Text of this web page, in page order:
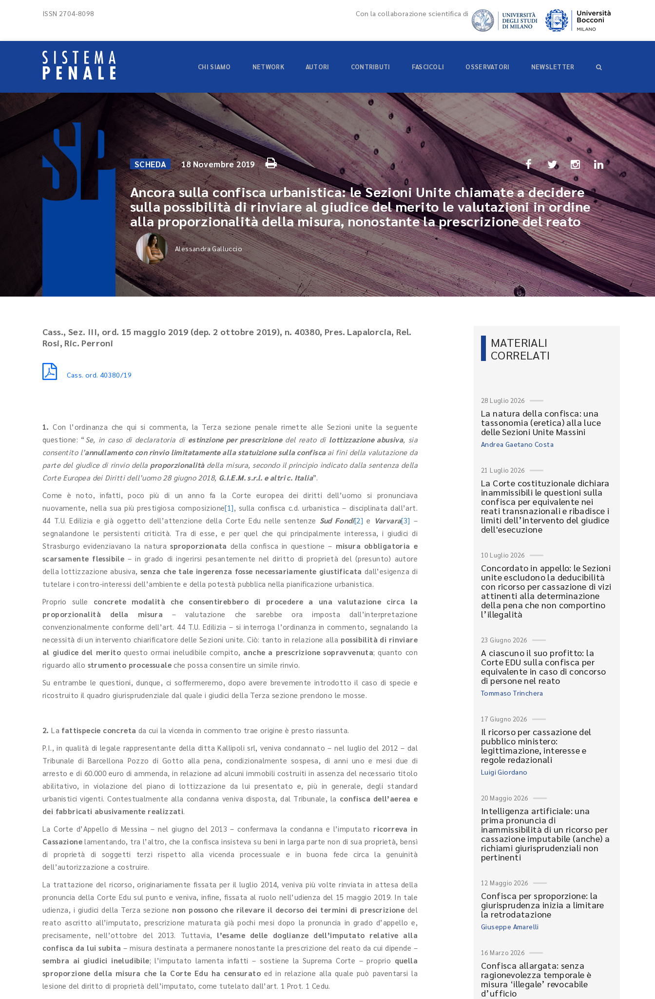
ISSN 2704-8098 Con la collaborazione scientifica di
CHI SIAMO NETWORK AUTORI CONTRIBUTI FASCICOLI OSSERVATORI NEWSLETTER
SCHEDA 18 Novembre 2019
Ancora sulla confisca urbanistica: le Sezioni Unite chiamate a decidere
sulla possibilità di rinviare al giudice del merito le valutazioni in ordine
alla proporzionalità della misura, nonostante la prescrizione del reato
Alessandra Galluccio
Cass., Sez. III, ord. 15 maggio 2019 (dep. 2 ottobre 2019), n. 40380, Pres. Lapalorcia, Rel.
Rosi, Ric. Perroni
Cass. ord. 40380/19
1. Con l’ordinanza che qui si commenta, la Terza sezione penale rimette alle Sezioni unite la seguente
questione: “ Se, in caso di declaratoria di estinzione per prescrizionedel reato di lottizzazione abusiva, sia
consentito l’annullamento con rinvio limitatamente alla statuizione sulla confisca ai fini della valutazione da
parte del giudice di rinvio della proporzionalitàdella misura, secondo il principio indicato dalla sentenza della
Corte Europea dei Diritti dell’uomo 28 giugno 2018, G.I.E.M. s.r.l. e altri c. Italia”.
Come è noto, infatti, poco più di un anno fa la Corte europea dei diritti dell’uomo si pronunciava
nuovamente, nella sua più prestigiosa composizione[1], sulla confisca c.d. urbanistica – disciplinata dall’art.
44 T.U. Edilizia e già oggetto dell’attenzione della Corte Edu nelle sentenze Sud Fondi[2] e Varvara[3] –
segnalandone le persistenti criticità. Tra di esse, e per quel che qui principalmente interessa, i giudici di
Strasburgo evidenziavano la naturasproporzionata della confisca in questione – misura obbligatoria e
scarsamente flessibile – in grado di ingerirsi pesantemente nel diritto di proprietà del (presunto) autore
della lottizzazione abusiva, senza che tale ingerenza fosse necessariamente giustificata dall’esigenza di
tutelare i contro-interessi dell’ambiente e della potestà pubblica nella pianificazione urbanistica.
Proprio sulle concrete modalità che consentirebbero di procedere a una valutazione circa la
proporzionalità della misura – valutazione che sarebbe ora imposta dall’interpretazione
convenzionalmente conforme dell’art. 44 T.U. Edilizia – si interroga l’ordinanza in commento, segnalando la
necessità di un intervento chiarificatore delle Sezioni unite. Ciò: tanto in relazione alla possibilità di rinviare
al giudice del merito questo ormai ineludibile compito, anche a prescrizione sopravvenuta; quanto con
riguardo allo strumento processuale che possa consentire un simile rinvio.
Su entrambe le questioni, dunque, ci soffermeremo, dopo avere brevemente introdotto il caso di specie e
ricostruito il quadro giurisprudenziale dal quale i giudici della Terza sezione prendono le mosse.
2.La fattispecie concreta da cui la vicenda in commento trae origine è presto riassunta.
P.I., in qualità di legale rappresentante della ditta Kallipoli srl, veniva condannato – nel luglio del 2012 – dal
Tribunale di Barcellona Pozzo di Gotto alla pena, condizionalmente sospesa, di anni uno e mesi due di
arresto e di 60.000 euro di ammenda, in relazione ad alcuni immobili costruiti in assenza del necessario titolo
abilitativo, in violazione del piano di lottizzazione da lui presentato e, più in generale, degli standard
urbanistici vigenti. Contestualmente alla condanna veniva disposta, dal Tribunale, la confisca dell’aerea e
dei fabbricati abusivamente realizzati.
La Corte d’Appello di Messina – nel giugno del 2013 – confermava la condanna e l’imputato ricorreva in
Cassazione lamentando, tra l’altro, che la confisca insisteva su beni in larga parte non di sua proprietà, bensì
di proprietà di soggetti terzi rispetto alla vicenda processuale e in buona fede circa la genuinità
dell’autorizzazione a costruire.
La trattazione del ricorso, originariamente fissata per il luglio 2014, veniva più volte rinviata in attesa della
pronuncia della Corte Edu sul punto e veniva, infine, fissata al ruolo nell’udienza del 15 maggio 2019. In tale
udienza, i giudici della Terza sezione non possono che rilevare il decorso dei termini di prescrizione del
reato ascritto all’imputato, prescrizione maturata già pochi mesi dopo la pronuncia in grado d’appello e,
precisamente, nell’ottobre del 2013. Tuttavia, l’esame delle doglianze dell’imputato relative alla
confisca da lui subita – misura destinata a permanere nonostante la prescrizione del reato da cui dipende –
sembra ai giudici ineludibile; l’imputato lamenta infatti – sostiene la Suprema Corte – proprio quella
sproporzione della misura che la Corte Edu ha censurato ed in relazione alla quale può paventarsi la
lesione del diritto di proprietà dell’imputato, come tutelato dall’art. 1 Prot. 1 Cedu.
MATERIALI
CORRELATI
28 Luglio 2026
La natura della confisca: una
tassonomia (eretica) alla luce
delle Sezioni Unite Massini
Andrea Gaetano Costa
21 Luglio 2026
La Corte costituzionale dichiara
inammissibili le questioni sulla
confisca per equivalente nei
reati transnazionali e ribadisce i
limiti dell’intervento del giudice
dell'esecuzione
10 Luglio 2026
Concordato in appello: le Sezioni
unite escludono la deducibilità
con ricorso per cassazione di vizi
attinenti alla determinazione
della pena che non comportino
l’illegalità
23 Giugno 2026
A ciascuno il suo profitto: la
Corte EDU sulla confisca per
equivalente in caso di concorso
di persone nel reato
Tommaso Trinchera
17 Giugno 2026
Il ricorso per cassazione del
pubblico ministero:
legittimazione, interesse e
regole redazionali
Luigi Giordano
20 Maggio 2026
Intelligenza artificiale: una
prima pronuncia di
inammissibilità di un ricorso per
cassazione imputabile (anche) a
richiami giurisprudenziali non
pertinenti
12 Maggio 2026
Confisca per sproporzione: la
giurisprudenza inizia a limitare
la retrodatazione
Giuseppe Amarelli
16 Marzo 2026
Confisca allargata: senza
ragionevolezza temporale è
misura ‘illegale’ revocabile
d’ufficio